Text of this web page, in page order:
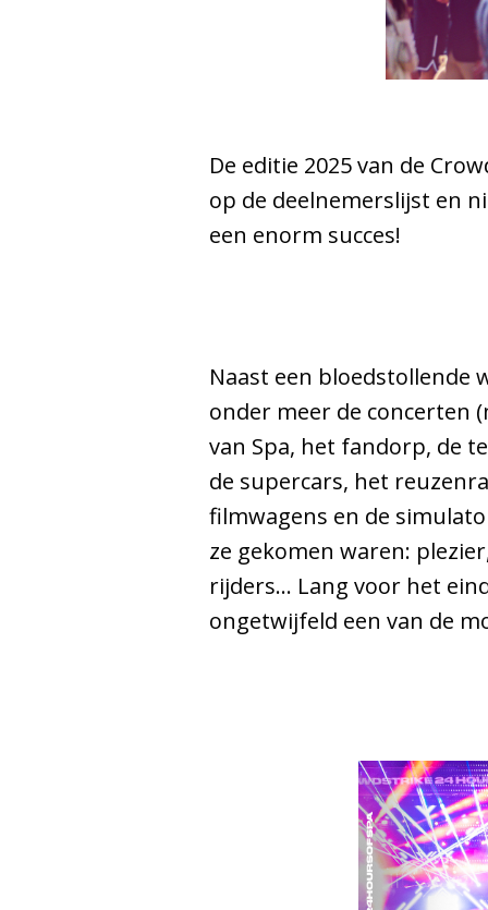
De editie 2025 van de
op de deelnemerslijst en
een enorm succes!
Naast een bloedstollende
onder meer de concerten
van Spa, het fandorp, de
de supercars, het
filmwagens en de
ze gekomen waren:
rijders… Lang voor het
ongetwijfeld een van de